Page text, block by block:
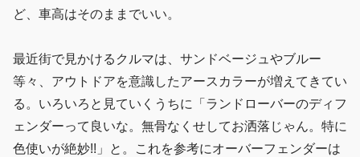
ど、車高はそのままでいい。
最近街で見かけるクルマは、サンドベージュやブルー
等々、アウトドアを意識したアースカラーが増えてきてい
る。いろいろと見ていくうちに「ランドローバーのディフ
ェンダーって良いな。無骨なくせしてお洒落じゃん。特に
色使いが絶妙!!」と。これを参考にオーバーフェンダーは